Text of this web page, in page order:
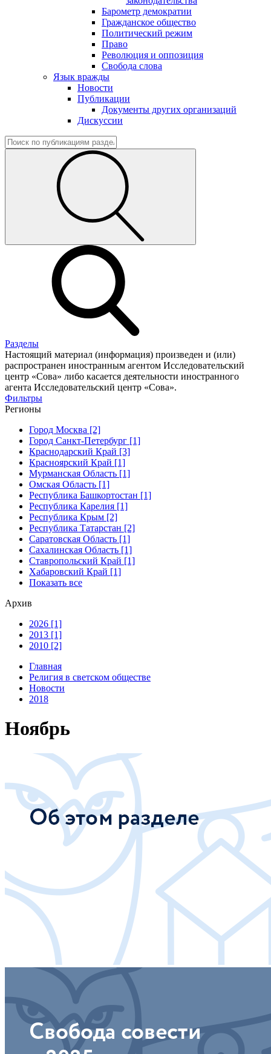
Барометр демократии
Гражданское общество
Политический режим
Право
Революция и оппозиция
Свобода слова
Язык вражды
Новости
Публикации
Документы других организаций
Дискуссии
Разделы
Настоящий материал (информация) произведен и (или)
распространен иностранным агентом Исследовательский
центр «Сова» либо касается деятельности иностранного
агента Исследовательский центр «Сова».
Фильтры
Регионы
Город Москва [2]
Город Санкт-Петербург [1]
Краснодарский Край [3]
Красноярский Край [1]
Мурманская Область [1]
Омская Область [1]
Республика Башкортостан [1]
Республика Карелия [1]
Республика Крым [2]
Республика Татарстан [2]
Саратовская Область [1]
Сахалинская Область [1]
Ставропольский Край [1]
Хабаровский Край [1]
Показать все
Архив
2026 [1]
2013 [1]
2010 [2]
Главная
Религия в светском обществе
Новости
2018
Ноябрь